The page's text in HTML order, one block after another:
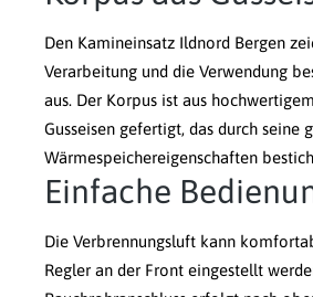
Den Kamineinsatz Ildnord Bergen
Verarbeitung und die Verwendung
aus. Der Korpus ist aus
Gusseisen gefertigt, das durch seine
Wärmespeichereigenschaften
Einfache
Die Verbrennungsluft kann
Regler an der Front eingestellt